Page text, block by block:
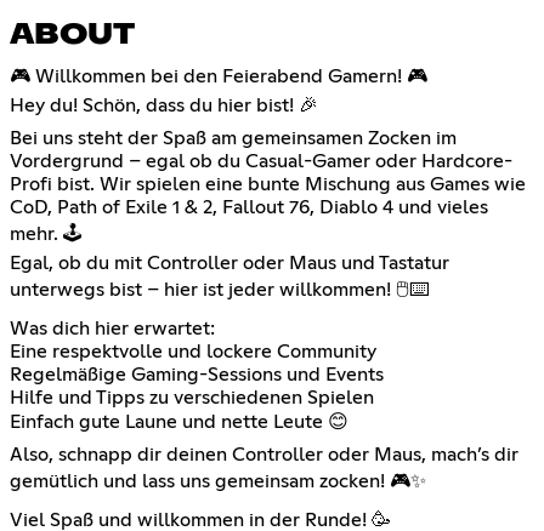
ABOUT
🎮 Willkommen bei den Feierabend Gamern! 🎮
Hey du! Schön, dass du hier bist! 🎉
Bei uns steht der Spaß am gemeinsamen Zocken im
Vordergrund – egal ob du Casual-Gamer oder Hardcore-
Profi bist. Wir spielen eine bunte Mischung aus Games wie
CoD, Path of Exile 1 & 2, Fallout 76, Diablo 4 und vieles
mehr. 🕹️
Egal, ob du mit Controller oder Maus und Tastatur
unterwegs bist – hier ist jeder willkommen! 🖱️⌨️
Was dich hier erwartet:
Eine respektvolle und lockere Community
Regelmäßige Gaming-Sessions und Events
Hilfe und Tipps zu verschiedenen Spielen
Einfach gute Laune und nette Leute 😊
Also, schnapp dir deinen Controller oder Maus, mach’s dir
gemütlich und lass uns gemeinsam zocken! 🎮✨
Viel Spaß und willkommen in der Runde! 🥳